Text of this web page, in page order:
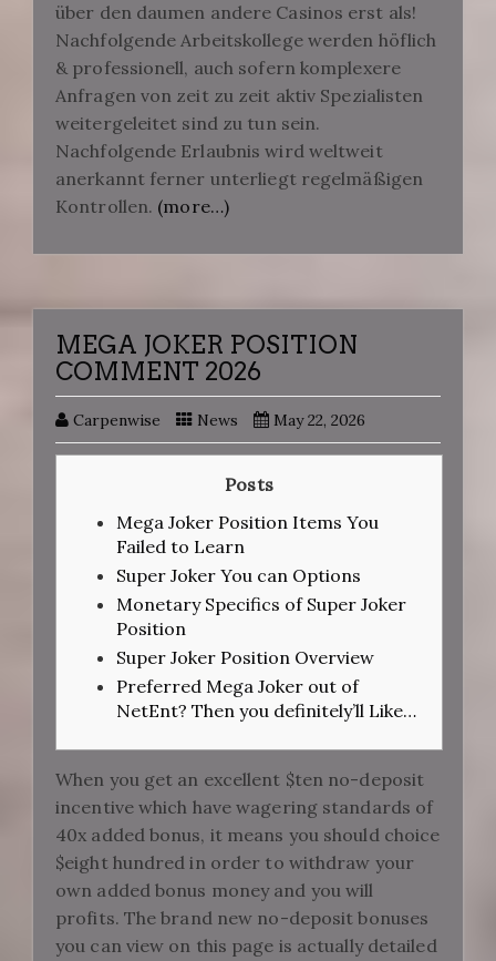
über den daumen andere Casinos erst als!
Nachfolgende Arbeitskollege werden höflich
& professionell, auch sofern komplexere
Anfragen von zeit zu zeit aktiv Spezialisten
weitergeleitet sind zu tun sein.
Nachfolgende Erlaubnis wird weltweit
anerkannt ferner unterliegt regelmäßigen
Kontrollen. (more…)
MEGA JOKER POSITION
COMMENT 2026
Carpenwise News May 22, 2026
Posts
Mega Joker Position Items You
Failed to Learn
Super Joker You can Options
Monetary Specifics of Super Joker
Position
Super Joker Position Overview
Preferred Mega Joker out of
NetEnt? Then you definitely’ll Like…
When you get an excellent $ten no-deposit
incentive which have wagering standards of
40x added bonus, it means you should choice
$eight hundred in order to withdraw your
own added bonus money and you will
profits. The brand new no-deposit bonuses
you can view on this page is actually detailed